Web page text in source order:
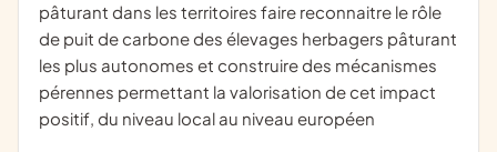
pâturant dans les territoires faire reconnaitre le rôle
de puit de carbone des élevages herbagers pâturant
les plus autonomes et construire des mécanismes
pérennes permettant la valorisation de cet impact
positif, du niveau local au niveau européen